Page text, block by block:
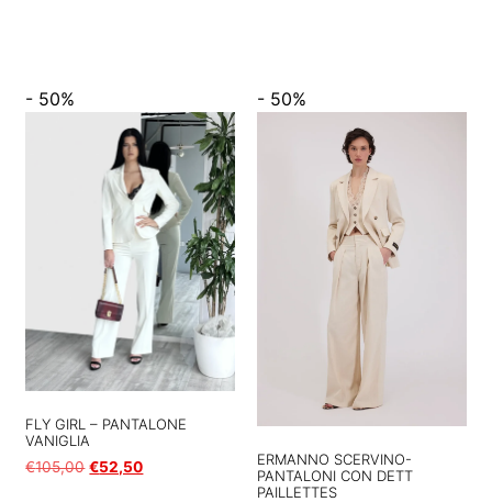
- 50%
FLY GIRL – PANTALONE
VANIGLIA
€105,00 €52,50
- 50%
ERMANNO SCERVINO-
PANTALONI CON DETT
PAILLETTES